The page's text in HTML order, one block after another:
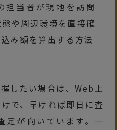
担当者が現地を訪問
や周辺環境を直接確
み額を算出する方法
したい場合は、Web上
で、早ければ即日に査
定が向いています。一